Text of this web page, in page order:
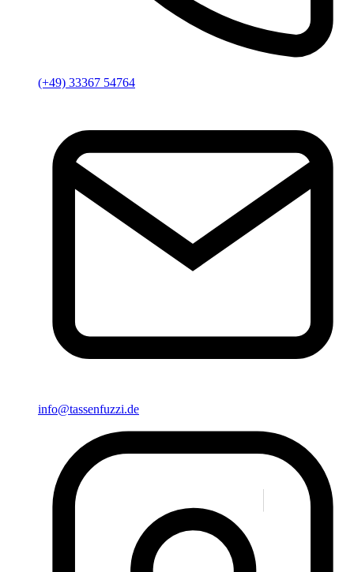
(+49) 33367 54764
info@tassenfuzzi.de